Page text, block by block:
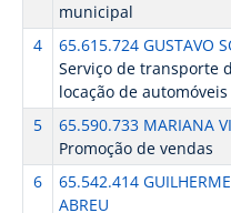
municipal
4
65.615.724 GUSTAVO
Serviço de transporte
locação de
5
65.590.733 MARIANA
Promoção de vendas
6
65.542.414
ABREU